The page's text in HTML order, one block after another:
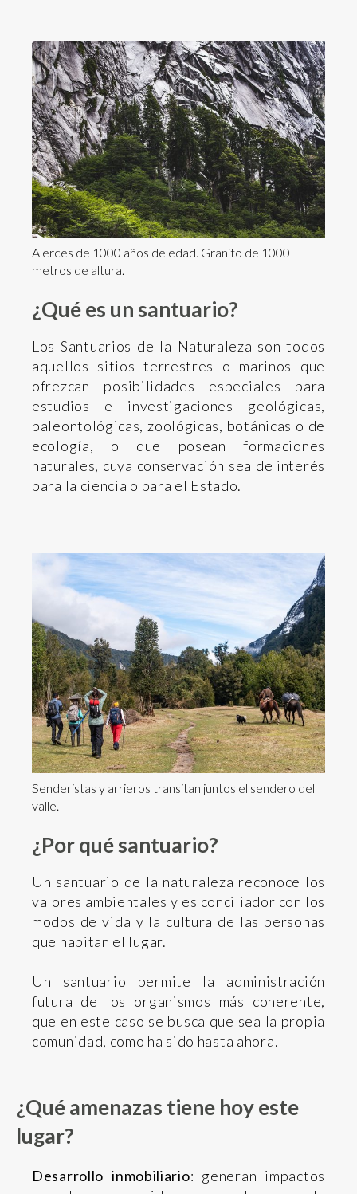
Alerces de 1000 años de edad. Granito de 1000
metros de altura.
¿Qué es un santuario?
Los Santuarios de la Naturaleza son todos
aquellos sitios terrestres o marinos que
ofrezcan posibilidades especiales para
estudios e investigaciones geológicas,
paleontológicas, zoológicas, botánicas o de
ecología, o que posean formaciones
naturales, cuya conservación sea de interés
para la ciencia o para el Estado.
¿Por qué santuario?
Un santuario de la naturaleza reconoce los
valores ambientales y es conciliador con los
modos de vida y la cultura de las personas
que habitan el lugar.
Un santuario permite la administración
futura de los organismos más coherente,
que en este caso se busca que sea la propia
comunidad, como ha sido hasta ahora.
Senderistas y arrieros transitan juntos el sendero del
valle.
¿Qué amenazas tiene hoy este
lugar?
Desarrollo inmobiliario: generan impactos